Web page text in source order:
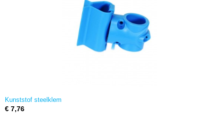
Kunststof steelklem
€ 7,76